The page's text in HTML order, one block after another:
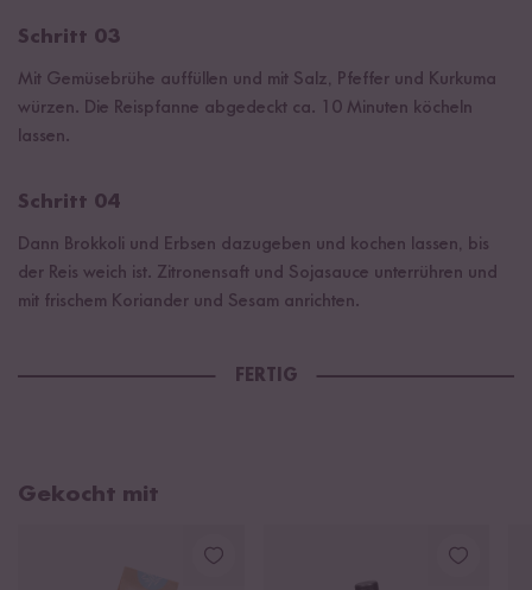
Schritt 03
Mit Gemüsebrühe auffüllen und mit Salz, Pfeffer und Kurkuma
würzen. Die Reispfanne abgedeckt ca. 10 Minuten köcheln
lassen.
Schritt 04
Dann Brokkoli und Erbsen dazugeben und kochen lassen, bis
der Reis weich ist. Zitronensaft und Sojasauce unterrühren und
mit frischem Koriander und Sesam anrichten.
FERTIG
Gekocht mit